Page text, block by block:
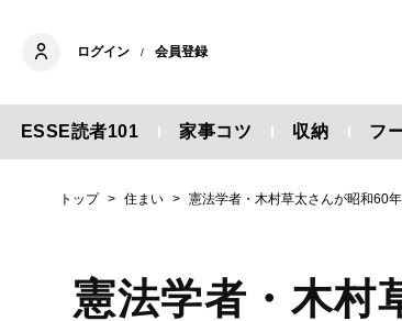
ログイン / 会員登録
ESSE読者101 家事コツ 収納 フ
トップ 住まい 憲法学者・木村草太さんが昭和60
憲法学者・木村